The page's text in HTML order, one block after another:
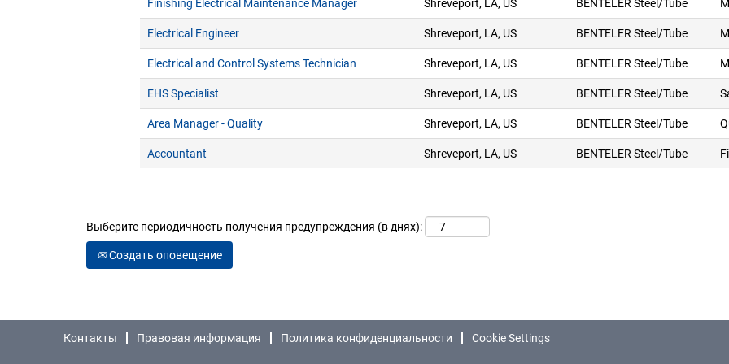
Finishing Electrical Maintenance Manager Shreveport, LA, US BENTELER Steel/Tube
Electrical Engineer Shreveport, LA, US BENTELER Steel/Tube
Electrical and Control Systems Technician Shreveport, LA, US BENTELER Steel/Tube
EHS Specialist Shreveport, LA, US BENTELER Steel/Tube
Area Manager - Quality Shreveport, LA, US BENTELER Steel/Tube
Accountant Shreveport, LA, US BENTELER Steel/Tube
Выберите периодичность получения предупреждения (в днях):
Создать оповещение
Контакты Правовая информация Политика конфиденциальности Cookie Settings